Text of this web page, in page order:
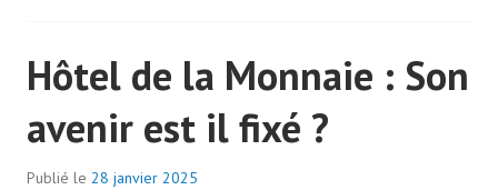
CONNAITRE
JOURS
HEUREUX
Hôtel de la Monnaie : Son
avenir est il fixé ?
Publié le 28 janvier 2025